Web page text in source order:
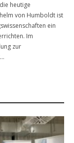
heutige
von Humboldt ist
ein
Im
zur